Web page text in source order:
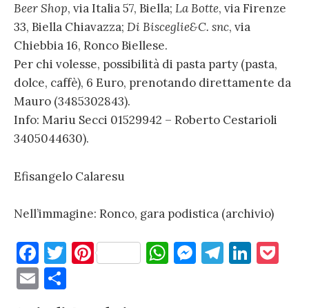
Beer Shop, via Italia 57, Biella; La Botte, via Firenze
33, Biella Chiavazza; Di Bisceglie&C. snc, via
Chiebbia 16, Ronco Biellese.
Per chi volesse, possibilità di pasta party (pasta,
dolce, caffè), 6 Euro, prenotando direttamente da
Mauro (3485302843).
Info: Mariu Secci 01529942 – Roberto Cestarioli
3405044630).
Efisangelo Calaresu
Nell’immagine: Ronco, gara podistica (archivio)
F
a
c
T Pi W M T Li
E
m